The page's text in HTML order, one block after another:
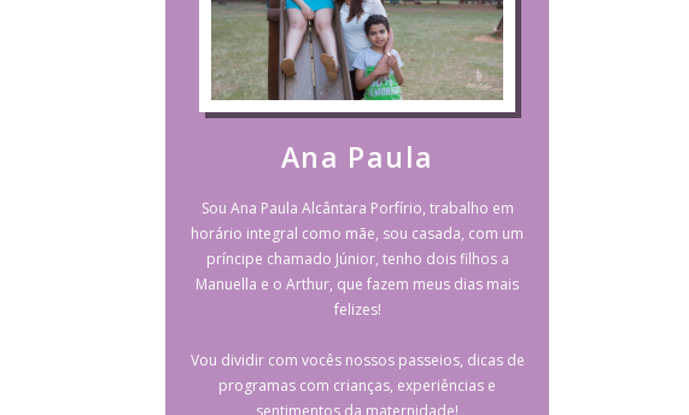
Ana Paula
Sou Ana Paula Alcântara Porfírio, trabalho em
horário integral como mãe, sou casada, com um
príncipe chamado Júnior, tenho dois filhos a
Manuella e o Arthur, que fazem meus dias mais
felizes!
Vou dividir com vocês nossos passeios, dicas de
programas com crianças, experiências e
sentimentos da maternidade!